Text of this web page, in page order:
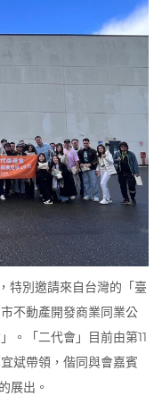
特別邀請來自台灣的「臺
不動產開發商業同業公
。「二代會」目前由第11
斌帶領，偕同與會嘉賓
展出。